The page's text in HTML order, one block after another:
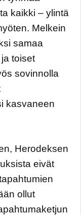
kaikki – ylintä
Melkein
samaa
toiset
sovinnolla
kasvaneen
Herodeksen
eivät
ollut